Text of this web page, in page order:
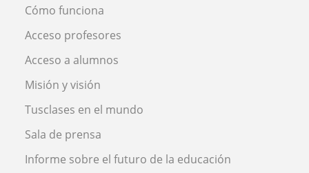
Cómo funciona
Acceso profesores
Acceso a alumnos
Misión y visión
Tusclases en el mundo
Sala de prensa
Informe sobre el futuro de la educación